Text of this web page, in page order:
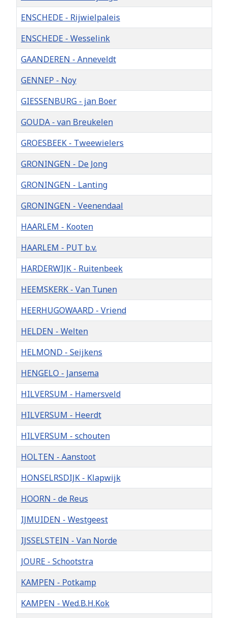
ENSCHEDE - Rijwielpaleis
ENSCHEDE - Wesselink
GAANDEREN - Anneveldt
GENNEP - Noy
GIESSENBURG - jan Boer
GOUDA - van Breukelen
GROESBEEK - Tweewielers
GRONINGEN - De Jong
GRONINGEN - Lanting
GRONINGEN - Veenendaal
HAARLEM - Kooten
HAARLEM - PUT b.v.
HARDERWIJK - Ruitenbeek
HEEMSKERK - Van Tunen
HEERHUGOWAARD - Vriend
HELDEN - Welten
HELMOND - Seijkens
HENGELO - Jansema
HILVERSUM - Hamersveld
HILVERSUM - Heerdt
HILVERSUM - schouten
HOLTEN - Aanstoot
HONSELRSDIJK - Klapwijk
HOORN - de Reus
IJMUIDEN - Westgeest
IJSSELSTEIN - Van Norde
JOURE - Schootstra
KAMPEN - Potkamp
KAMPEN - Wed.B.H.Kok